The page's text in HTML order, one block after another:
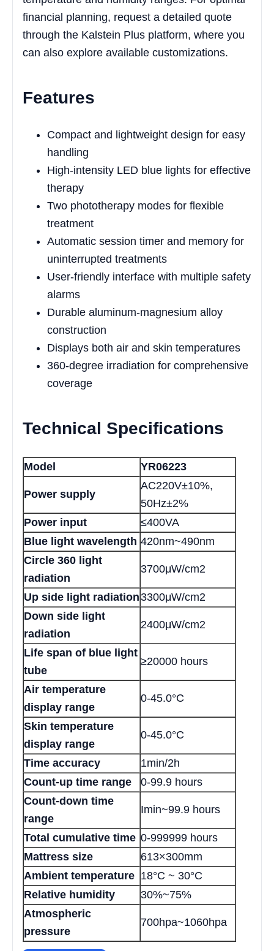
financial planning, request a detailed quote
through the Kalstein Plus platform, where you
can also explore available customizations.
Features
Compact and lightweight design for easy
handling
High-intensity LED blue lights for effective
therapy
Two phototherapy modes for flexible
treatment
Automatic session timer and memory for
uninterrupted treatments
User-friendly interface with multiple safety
alarms
Durable aluminum-magnesium alloy
construction
Displays both air and skin temperatures
360-degree irradiation for comprehensive
coverage
Technical Specifications
Model YR06223
Power supply
AC220V±10%,
50Hz±2%
Power input
≤400VA
Blue light wavelength 420nm~490nm
Circle 360 light
radiation
3700μW/cm2
Up side light radiation 3300μW/cm2
Down side light
radiation
2400μW/cm2
Life span of blue light
tube
≥20000 hours
Air temperature
display range
0-45.0°C
Skin temperature
display range
0-45.0°C
Time accuracy
1min/2h
Count-up time range
0-99.9 hours
Count-down time
range
Imin~99.9 hours
Total cumulative time 0-999999 hours
Mattress size
613×300mm
Ambient temperature 18°C ~ 30°C
Relative humidity
30%~75%
Atmospheric
pressure
700hpa~1060hpa